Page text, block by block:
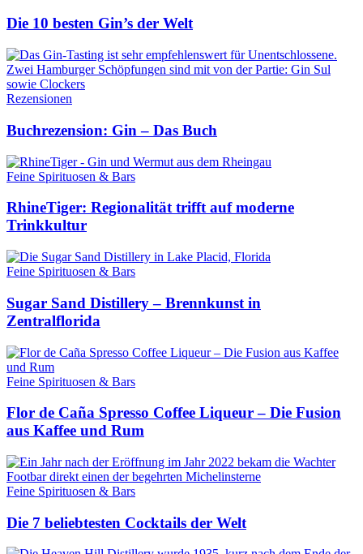
Die 10 besten Gin’s der Welt
Rezensionen
Buchrezension: Gin – Das Buch
Feine Spirituosen & Bars
RhineTiger: Regionalität trifft auf moderne
Trinkkultur
Feine Spirituosen & Bars
Sugar Sand Distillery – Brennkunst in
Zentralflorida
Feine Spirituosen & Bars
Flor de Caña Spresso Coffee Liqueur – Die Fusion
aus Kaffee und Rum
Feine Spirituosen & Bars
Die 7 beliebtesten Cocktails der Welt